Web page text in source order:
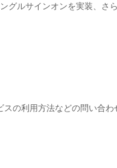
ルサインオンを実装、さ
の利用方法などの問い合